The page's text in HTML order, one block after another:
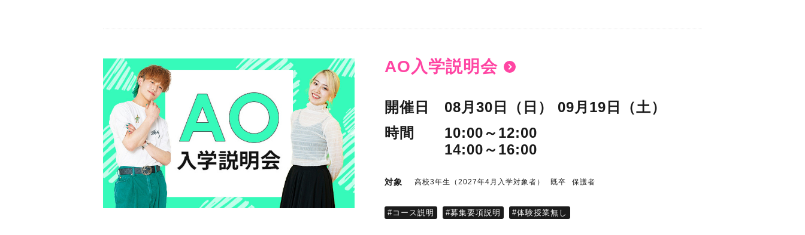
AO入学説明会
開催日 08月30日（日）
09月19日（土）
時間
10:00～12:00
14:00～16:00
対象 高校3年生（2027年4月入学対象者） 既卒 保護者
#コース説明 #募集要項説明 #体験授業無し